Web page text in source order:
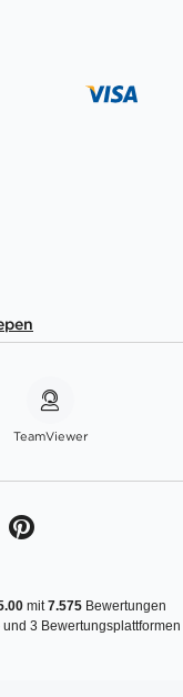
TeamViewer
mit7.575 Bewertungen
3 Bewertungsplattformen